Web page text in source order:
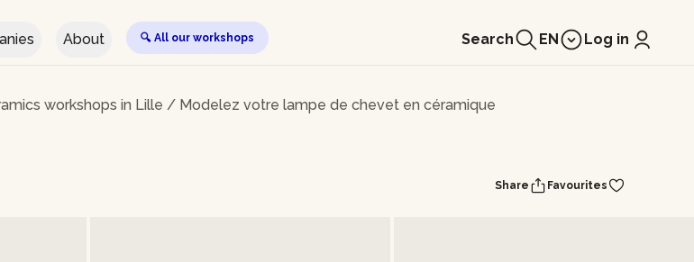
About 🔍 All our workshops Search EN Log in
workshops in Lille / Modelez votre lampe de chevet en céramique
Share Favourites